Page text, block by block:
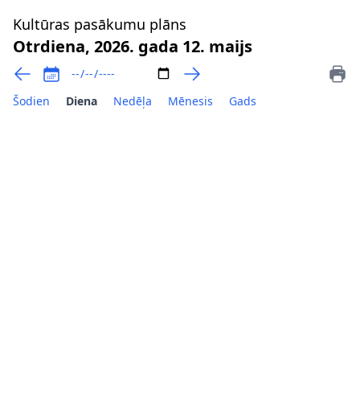
Kultūras pasākumu plāns
Otrdiena, 2026. gada 12. maijs
Šodien Diena Nedēļa Mēnesis Gads